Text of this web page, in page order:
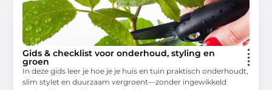
Gids & checklist voor onderhoud, styling en
groen
In deze gids leer je hoe je je huis en tuin praktisch onderhoudt,
slim stylet en duurzaam vergroent—zonder ingewikkeld